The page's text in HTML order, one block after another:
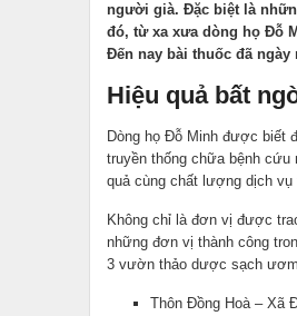
người già. Đặc biệt là
đó, từ xa xưa dòng họ Đỗ
Đến nay bài thuốc đã
Hiệu quả bất
Dòng họ Đỗ Minh được biết
truyền thống chữa bệnh
quả cùng chất lượng dịch vụ
Không chỉ là đơn vị được
những đơn vị thành công
3 vườn thảo dược sạch
Thôn Đồng Hoà – Xã